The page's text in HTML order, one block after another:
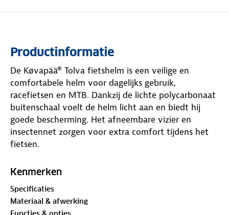
Productinformatie
De Køvapää® Tolva fietshelm is een veilige en
comfortabele helm voor dagelijks gebruik,
racefietsen en MTB. Dankzij de lichte polycarbonaat
buitenschaal voelt de helm licht aan en biedt hij
goede bescherming. Het afneembare vizier en
insectennet zorgen voor extra comfort tijdens het
fietsen.
Voordelen:
• 18 ventilatieopeningen voor optimale luchtstroom
• Afneembaar vizier en insectennet
Kenmerken
Specificaties
Materiaal & afwerking